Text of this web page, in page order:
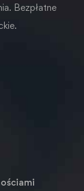
Bezpłatne